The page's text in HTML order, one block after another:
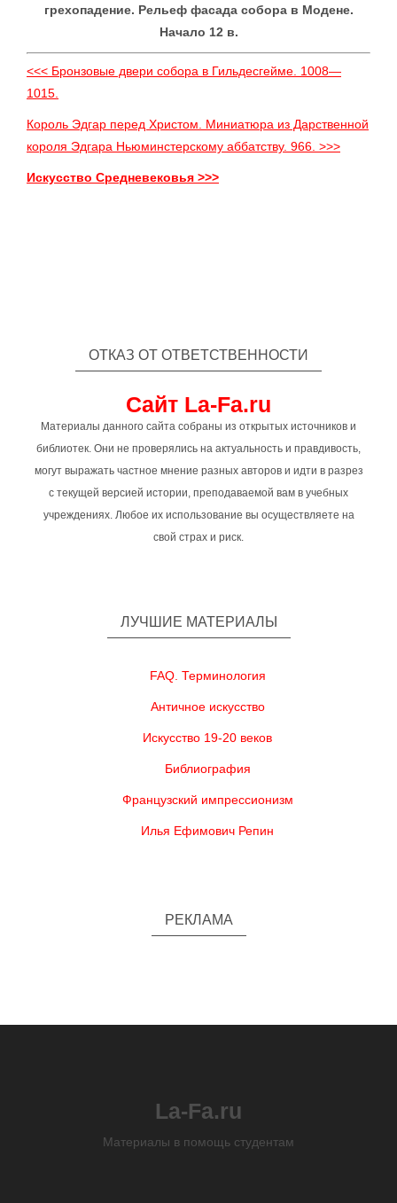
грехопадение. Рельеф фасада собора в Модене.
Начало 12 в.
<<< Бронзовые двери собора в Гильдесгейме. 1008—
1015.
Король Эдгар перед Христом. Миниатюра из Дарственной
короля Эдгара Ньюминстерскому аббатству. 966. >>>
Искусство Средневековья >>>
ОТКАЗ ОТ ОТВЕТСТВЕННОСТИ
Сайт La-Fa.ru
Материалы данного сайта собраны из открытых источников и
библиотек. Они не проверялись на актуальность и правдивость,
могут выражать частное мнение разных авторов и идти в разрез
с текущей версией истории, преподаваемой вам в учебных
учреждениях. Любое их использование вы осуществляете на
свой страх и риск.
ЛУЧШИЕ МАТЕРИАЛЫ
FAQ. Терминология
Античное искусство
Искусство 19-20 веков
Библиография
Французский импрессионизм
Илья Ефимович Репин
РЕКЛАМА
La-Fa.ru
Материалы в помощь студентам